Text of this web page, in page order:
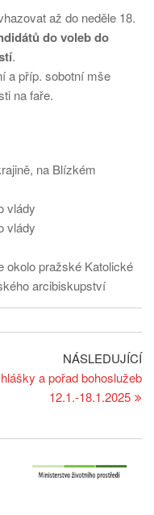
až do neděle 18.
do voleb do
.
a příp. sobotní mše
na faře.
na Blízkém
vlády
vlády
okolo pražské Katolické
arcibiskupství
NÁSLEDUJÍCÍ
a pořad bohoslužeb
12.1.-18.1.2025